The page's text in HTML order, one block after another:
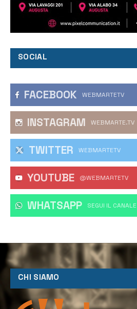
SOCIAL
FACEBOOK WEBMARTETV
INSTAGRAM WEBMARTE.TV
TWITTER WEBMARTETV
YOUTUBE @WEBMARTETV
WHATSAPP ‎SEGUI IL CANALE
CHI SIAMO